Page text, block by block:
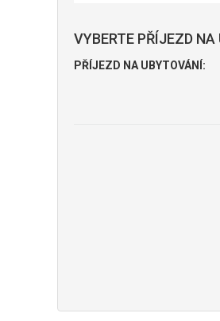
VYBERTE PŘÍJEZD
PŘÍJEZD NA UBYTOVÁNÍ: